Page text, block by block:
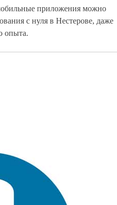
приложения можно
с нуля в Нестерове, даже
опыта.